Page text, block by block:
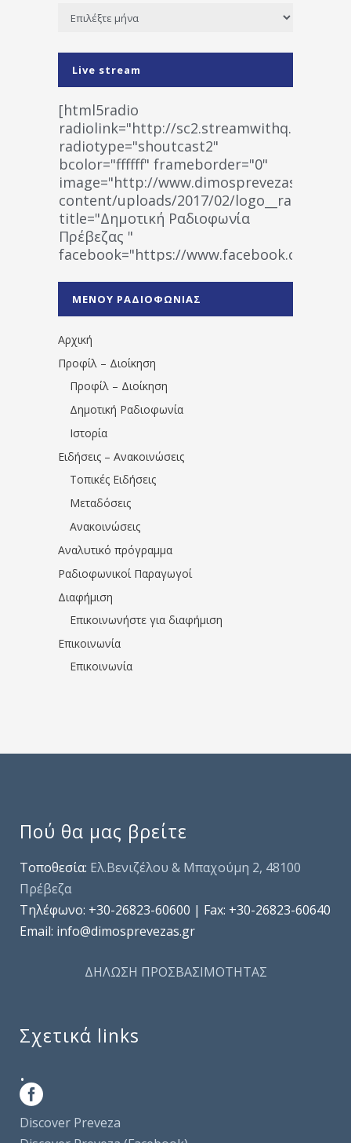
Ιστορικό
Live stream
[html5radio
radiolink="http://
radiotype="shoutcast2"
bcolor="ffffff" frameborder="0"
image="http://www.dimosprevezas.gr/wp-
content/uploads/2017/02/
title="Δημοτική Ραδιοφωνία
Πρέβεζας "
facebook="https://www.facebook.com/
1531194763766854/" artist="" ]
ΜΕΝΟΥ ΡΑΔΙΟΦΩΝΙΑΣ
Αρχική
Προφίλ – Διοίκηση
Προφίλ – Διοίκηση
Δημοτική Ραδιοφωνία
Ιστορία
Ειδήσεις – Ανακοινώσεις
Τοπικές Ειδήσεις
Μεταδόσεις
Ανακοινώσεις
Αναλυτικό πρόγραμμα
Ραδιοφωνικοί Παραγωγοί
Διαφήμιση
Επικοινωνήστε για διαφήμιση
Επικοινωνία
Επικοινωνία
Πού θα μας βρείτε
Τοποθεσία: Ελ.Βενιζέλου & Μπαχούμη 2, 48100
Πρέβεζα
Τηλέφωνo: +30-26823-60600 | Fax: +30-26823-60640
Email: info@dimosprevezas.gr
ΔΗΛΩΣΗ ΠΡΟΣΒΑΣΙΜΟΤΗΤΑΣ
Σχετικά links
.
Discover Preveza